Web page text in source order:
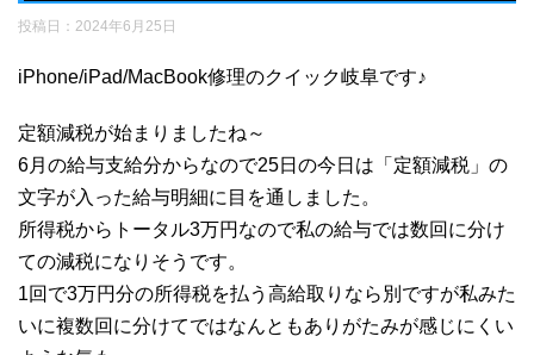
投稿日： 2024年6月25日
iPhone/iPad/MacBook修理のクイック岐阜です♪
定額減税が始まりましたね～
6月の給与支給分からなので25日の今日は「定額減税」の
文字が入った給与明細に目を通しました。
所得税からトータル3万円なので私の給与では数回に分け
ての減税になりそうです。
1回で3万円分の所得税を払う高給取りなら別ですが私みた
いに複数回に分けてではなんともありがたみが感じにくい